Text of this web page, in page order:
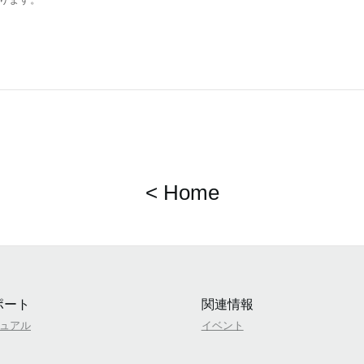
< Home
ト
アル
関連情報
イベント